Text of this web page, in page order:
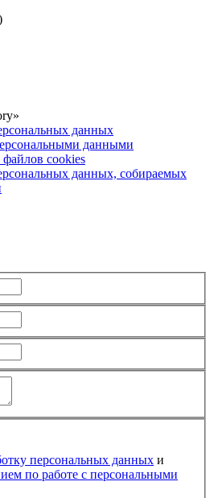
данных
данными
cookies
данных, собираемых
персональных данных и
по работе с персональными